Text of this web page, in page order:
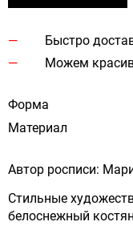
Быстро
Можем
Форма
Материал
Автор росписи:
Стильные
белоснежный